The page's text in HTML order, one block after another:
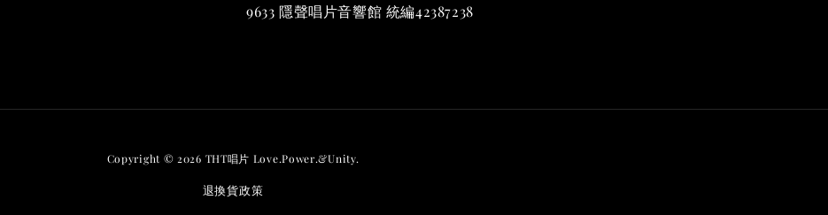
- +
9633 隱聲唱片音響館 統編42387238
Copyright © 2026 THT唱片 Love.Power.&Unity.
退換貨政策